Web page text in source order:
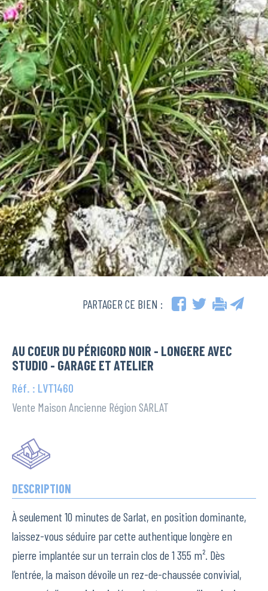
PARTAGER CE BIEN :
AU COEUR DU PÉRIGORD NOIR - LONGERE AVEC
STUDIO - GARAGE ET ATELIER
Réf. : LVT1460
Vente Maison Ancienne Région SARLAT
DESCRIPTION
À seulement 10 minutes de Sarlat, en position dominante,
laissez-vous séduire par cette authentique longère en
pierre implantée sur un terrain clos de 1 355 m². Dès
l’entrée, la maison dévoile un rez-de-chaussée convivial,